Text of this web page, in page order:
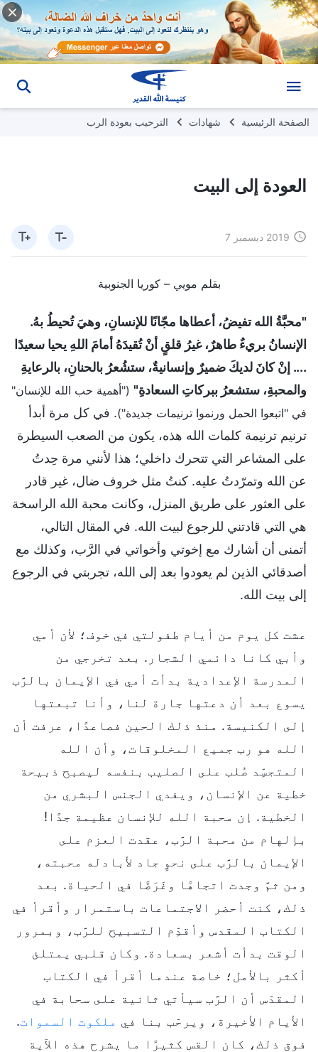
الصفحة الرئيسية شهادات الترحيب بعودة الرب
العودة إلى البيت
2019 ديسمبر 7
بقلم مويي – كوريا الجنوبية
"محبَّةُ الله تفيضُ، أعطاها مجّانًا للإنسانِ، وهيَ تُحيطُ بهُ.
الإنسانُ بريءٌ طاهرٌ، غيرُ قلقٍ أنْ تُقيدَهُ أمامَ اللهِ يحيا سعيدًا
.... إنْ كانَ لديكَ ضميرٌ وإنسانيةٌ، ستشُعرُ بالحنانِ، بالرعايةِ
والمحبةِ، ستشعرُ ببركاتِ السعادةِ" ("أهمية حب الله للإنسان"
في "اتبعوا الحمل ورنموا ترنيمات جديدة"). في كل مرة أبدأ
ترنيم ترنيمة كلمات الله هذه، يكون من الصعب السيطرة
على المشاعر التي تتحرك داخلي؛ هذا لأنني مرة حِدتُ
عن الله وتمرّدتُ عليه. كنتُ مثل خروف ضال، غير قادر
على العثور على طريق المنزل، وكانت محبة الله الراسخة
هي التي قادتني للرجوع لبيت الله. في المقال التالي،
أتمنى أن أشارك مع إخوتي وأخواتي في الرَّب، وكذلك مع
أصدقائي الذين لم يعودوا بعد إلى الله، تجربتي في الرجوع
إلى بيت الله.
عشت كل يوم من أيام طفولتي في خوف؛ لأن أمي
وأبي كانا دائمي الشجار. بعد تخرجي من
المدرسة الإعدادية بدأت أمي في الإيمان بالرَّب
يسوع بعد أن دعتها جارة لنا، وأنا تبعتها
إلى الكنيسة. منذ ذلك الحين فصاعدًا، عرفت أن
الله هو رب جميع المخلوقات، وأن الله
المتجسِّد صُلب على الصليب بنفسه ليصبح ذبيحة
خطية عن الإنسان، ويفدي الجنس البشري من
الخطية. إن محبة الله للإنسان عظيمة جدًا!
بإلهام من محبة الرَّب، عقدت العزم على
الإيمان بالرَّب على نحوٍ جاد لأبادله محبته،
ومن ثمَّ وجدت اتجاهًا وغَرَضًا في الحياة. بعد
ذلك، كنت أحضر الاجتماعات باستمرار وأقرأ في
الكتاب المقدس وأقدِّم التسبيح للرَّب، وبمرور
الوقت بدأت أشعر بسعادة. وكان قلبي يمتلئ
أكثر بالأمل؛ خاصة عندما أقرأ في الكتاب
المقدّس أن الرَّب سيأتي ثانية على سحابة في
الأيام الأخيرة، ويرحّب بنا في ملكوت السموات.
فوق ذلك، كان القس كثيرًا ما يشرح هذه الآية